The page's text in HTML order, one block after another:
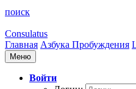
поиск
Consulatus
Главная Азбука Пробуждения
Меню
Войти